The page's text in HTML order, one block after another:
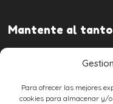
Para ofrecer las mejores
cookies para almacenar y/
Mantente al tanto